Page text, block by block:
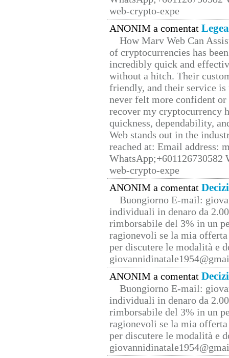
web-crypto-expe
ANONIM a comentat
How Marv Web Can
of cryptocurrencies has
incredibly quick and
without a hitch. Their
friendly, and their service
never felt more confident
recover my cryptocurrency
quickness, dependability,
Web stands out in the
reached at: Email address:
web-crypto-expe
ANONIM a comentat
Buongiorno E-mail:
individuali in denaro da
rimborsabile del 3% in un
ragionevoli se la mia
per discutere le modalità e
ANONIM a comentat
Buongiorno E-mail:
individuali in denaro da
rimborsabile del 3% in un
ragionevoli se la mia
per discutere le modalità e